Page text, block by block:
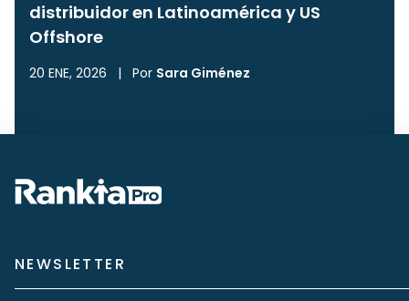
distribuidor en Latinoamérica y US
Offshore
20 ENE, 2026 | Por Sara Giménez
NEWSLETTER